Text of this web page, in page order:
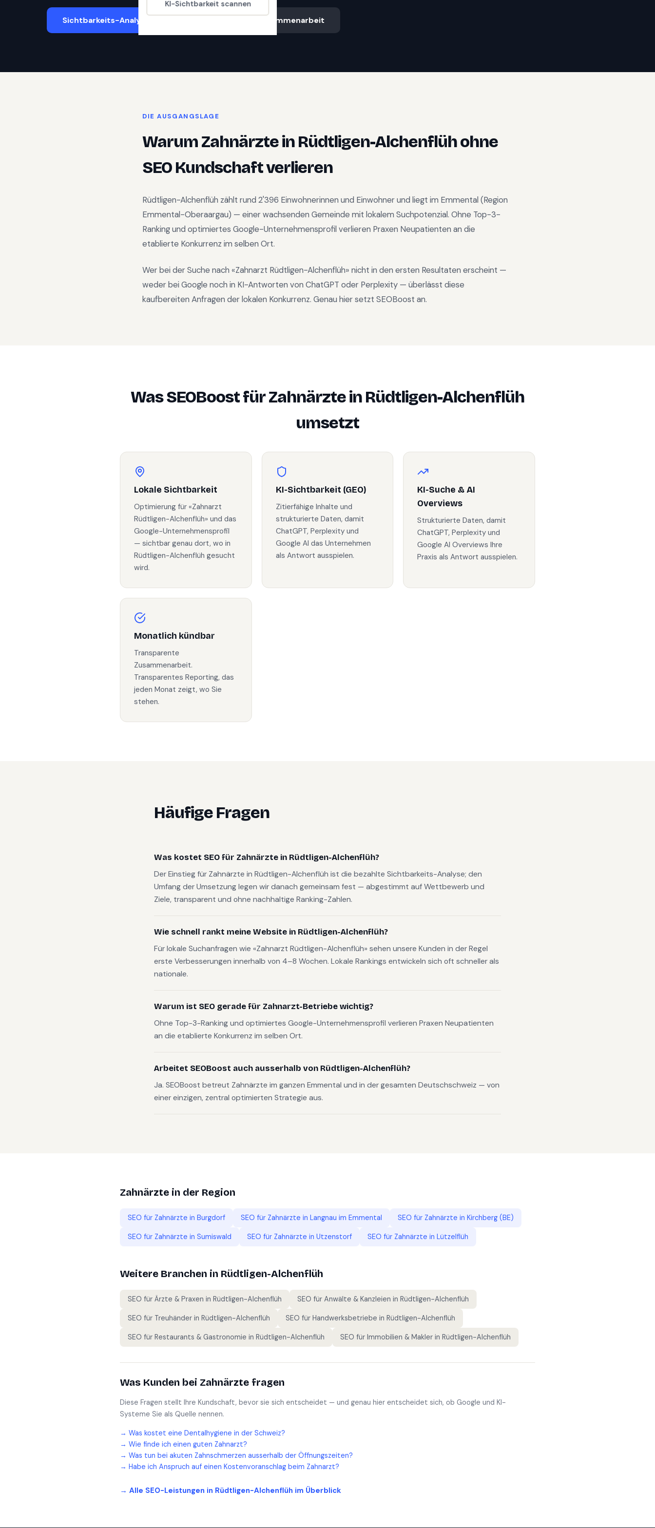
KI-Sichtbarkeit scannen
Sichtbarkeits-Analyse starten Ablauf & Zusammenarbeit
DIE AUSGANGSLAGE
Warum Zahnärztein Rüdtligen-Alchenflühohne
SEO Kundschaft verlieren
Rüdtligen-Alchenflüh zählt rund 2'396 Einwohnerinnen und Einwohner und liegt im Emmental (Region
Emmental-Oberaargau) — einer wachsenden Gemeinde mit lokalem Suchpotenzial. Ohne Top-3-
Ranking und optimiertes Google-Unternehmensprofil verlieren Praxen Neupatienten an die
etablierte Konkurrenz im selben Ort.
Wer bei der Suche nach «Zahnarzt Rüdtligen-Alchenflüh» nicht in den ersten Resultaten erscheint —
weder bei Google noch in KI-Antworten von ChatGPT oder Perplexity — überlässt diese
kaufbereiten Anfragen der lokalen Konkurrenz. Genau hier setzt SEOBoost an.
Was SEOBoost fürZahnärztein Rüdtligen-Alchenflüh
umsetzt
Lokale Sichtbarkeit
Optimierung für «Zahnarzt
Rüdtligen-Alchenflüh» und das
Google-Unternehmensprofil
— sichtbar genau dort, wo in
Rüdtligen-Alchenflüh gesucht
wird.
KI-Sichtbarkeit (GEO)
Zitierfähige Inhalte und
strukturierte Daten, damit
ChatGPT, Perplexity und
Google AI das Unternehmen
als Antwort ausspielen.
KI-Suche & AI
Overviews
Strukturierte Daten, damit
ChatGPT, Perplexity und
Google AI Overviews Ihre
Praxis als Antwort ausspielen.
Monatlich kündbar
Transparente
Zusammenarbeit.
Transparentes Reporting, das
jeden Monat zeigt, wo Sie
stehen.
Häufige Fragen
Was kostet SEO für Zahnärzte in Rüdtligen-Alchenflüh?
Der Einstieg für Zahnärzte in Rüdtligen-Alchenflüh ist die bezahlte Sichtbarkeits-Analyse; den
Umfang der Umsetzung legen wir danach gemeinsam fest — abgestimmt auf Wettbewerb und
Ziele, transparent und ohne nachhaltige Ranking-Zahlen.
Wie schnell rankt meine Website in Rüdtligen-Alchenflüh?
Für lokale Suchanfragen wie «Zahnarzt Rüdtligen-Alchenflüh» sehen unsere Kunden in der Regel
erste Verbesserungen innerhalb von 4–8 Wochen. Lokale Rankings entwickeln sich oft schneller als
nationale.
Warum ist SEO gerade für Zahnarzt-Betriebe wichtig?
Ohne Top-3-Ranking und optimiertes Google-Unternehmensprofil verlieren Praxen Neupatienten
an die etablierte Konkurrenz im selben Ort.
Arbeitet SEOBoost auch ausserhalb von Rüdtligen-Alchenflüh?
Ja. SEOBoost betreut Zahnärzte im ganzen Emmental und in der gesamten Deutschschweiz — von
einer einzigen, zentral optimierten Strategie aus.
Zahnärzte in der Region
SEO für Zahnärzte in Burgdorf SEO für Zahnärzte in Langnau im Emmental SEO für Zahnärzte in Kirchberg (BE)
SEO für Zahnärzte in Sumiswald SEO für Zahnärzte in Utzenstorf SEO für Zahnärzte in Lützelflüh
Weitere Branchen in Rüdtligen-Alchenflüh
SEO für Ärzte & Praxen in Rüdtligen-Alchenflüh SEO für Anwälte & Kanzleien in Rüdtligen-Alchenflüh
SEO für Treuhänder in Rüdtligen-Alchenflüh SEO für Handwerksbetriebe in Rüdtligen-Alchenflüh
SEO für Restaurants & Gastronomie in Rüdtligen-Alchenflüh SEO für Immobilien & Makler in Rüdtligen-Alchenflüh
Was Kunden bei Zahnärzte fragen
Diese Fragen stellt Ihre Kundschaft, bevor sie sich entscheidet — und genau hier entscheidet sich, ob Google und KI-
Systeme Sie als Quelle nennen.
→ Was kostet eine Dentalhygiene in der Schweiz?
→ Wie finde ich einen guten Zahnarzt?
→ Was tun bei akuten Zahnschmerzen ausserhalb der Öffnungszeiten?
→ Habe ich Anspruch auf einen Kostenvoranschlag beim Zahnarzt?
→ Alle SEO-Leistungen in Rüdtligen-Alchenflüh im Überblick